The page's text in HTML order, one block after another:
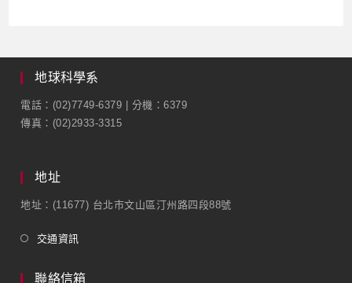
地球科學系
電話：(02)7749-6379 | 分機：6379
傳真：(02)2933-3315
地址
地址：(11677) 台北市文山區汀州路四段88號
交通資訊
聯絡信箱